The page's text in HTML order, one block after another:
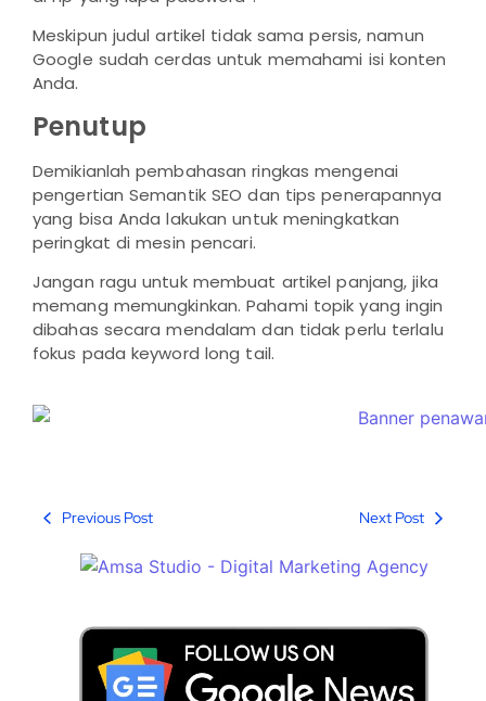
Meskipun judul artikel tidak sama persis, namun
Google sudah cerdas untuk memahami isi konten
Anda.
Penutup
Demikianlah pembahasan ringkas mengenai
pengertian Semantik SEO dan tips penerapannya
yang bisa Anda lakukan untuk meningkatkan
peringkat di mesin pencari.
Jangan ragu untuk membuat artikel panjang, jika
memang memungkinkan. Pahami topik yang ingin
dibahas secara mendalam dan tidak perlu terlalu
fokus pada keyword long tail.
Previous Post Next Post